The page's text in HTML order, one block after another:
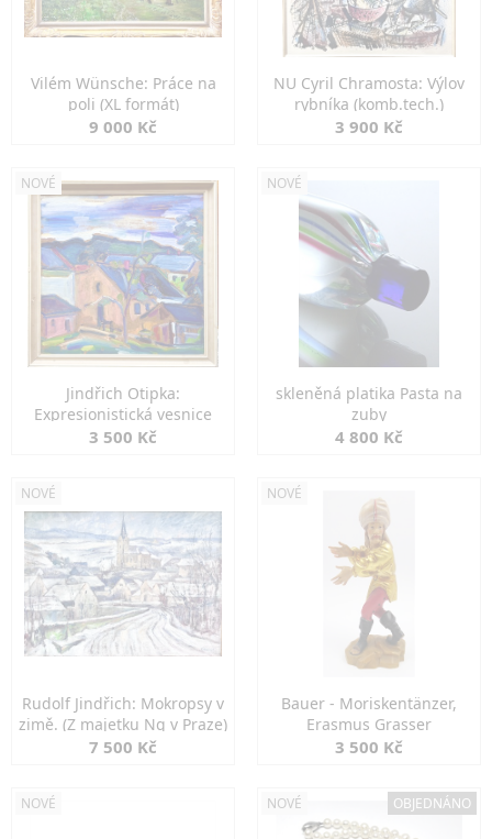
Vilém Wünsche: Práce na
poli (XL formát)
9 000 Kč
NU Cyril Chramosta: Výlov
rybníka (komb.tech.)
3 900 Kč
NOVÉ
Jindřich Otipka:
Expresionistická vesnice
3 500 Kč
NOVÉ
skleněná platika Pasta na
zuby
4 800 Kč
NOVÉ
Rudolf Jindřich: Mokropsy v
zimě. (Z majetku Ng v Praze)
7 500 Kč
NOVÉ
Bauer - Moriskentänzer,
Erasmus Grasser
3 500 Kč
NOVÉ NOVÉ OBJEDNÁNO